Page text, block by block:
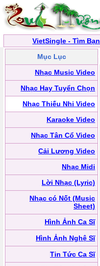
VietSingle - Tìm Bạn
Mục Lục
Nhạc Music Video
Nhạc Hay Tuyển Chọn
Nhạc Thiếu Nhi Video
Karaoke Video
Nhạc Tân Cổ Video
Cải Lương Video
Nhạc Midi
Lời Nhạc (Lyric)
Nhạc có Nốt (Music
Sheet)
Hình Ảnh Ca Sĩ
Hình Ảnh Nghệ Sĩ
Tin Tức Ca Sĩ